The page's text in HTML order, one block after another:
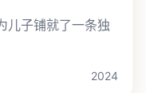
儿子铺就了一条独
2024